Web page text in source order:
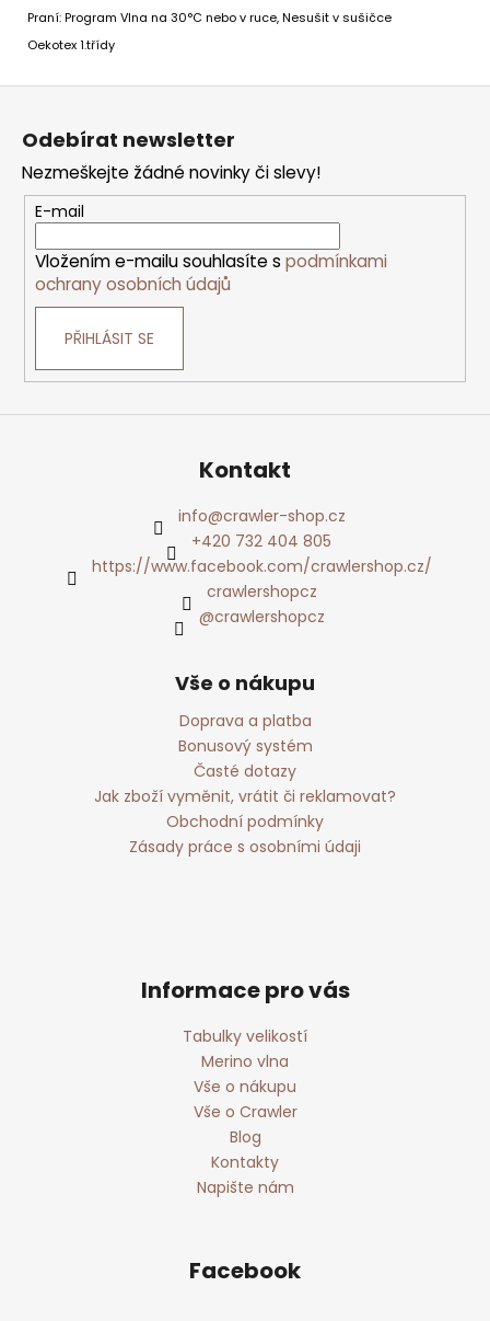
Praní: Program Vlna na 30°C nebo v ruce, Nesušit v sušičce
Oekotex 1.třídy
Z
Odebírat newsletter
Nezmeškejte žádné novinky či slevy!
E-mail
Vložením e-mailu souhlasíte s podmínkami
ochrany osobních údajů
PŘIHLÁSIT SE
Kontakt
info@crawler-shop.cz
+420 732 404 805
https://www.facebook.com/crawlershop.cz/
crawlershopcz
@crawlershopcz
Vše o nákupu
Doprava a platba
Bonusový systém
Časté dotazy
Jak zboží vyměnit, vrátit či reklamovat?
Obchodní podmínky
Zásady práce s osobními údaji
Informace pro vás
Tabulky velikostí
Merino vlna
Vše o nákupu
Vše o Crawler
Blog
Kontakty
Napište nám
Facebook